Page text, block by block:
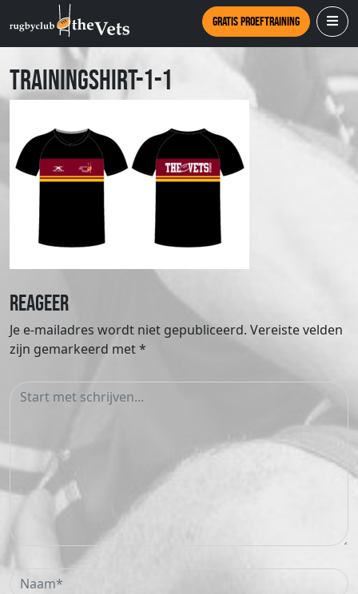
Gratis proeftraining
trainingshirt-1-1
Reageer
Je e-mailadres wordt niet gepubliceerd. Vereiste velden
zijn gemarkeerd met*